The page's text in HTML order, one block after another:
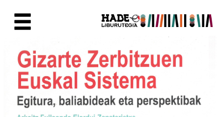
New Books Card - Liburutegia